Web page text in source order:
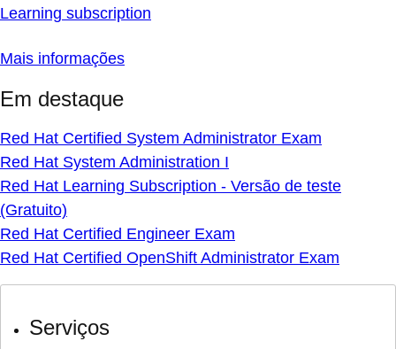
Learning subscription
Mais informações
Em destaque
Red Hat Certified System Administrator Exam
Red Hat System Administration I
Red Hat Learning Subscription - Versão de teste
(Gratuito)
Red Hat Certified Engineer Exam
Red Hat Certified OpenShift Administrator Exam
Serviços